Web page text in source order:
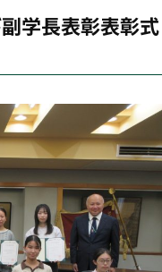
学長表彰表彰式